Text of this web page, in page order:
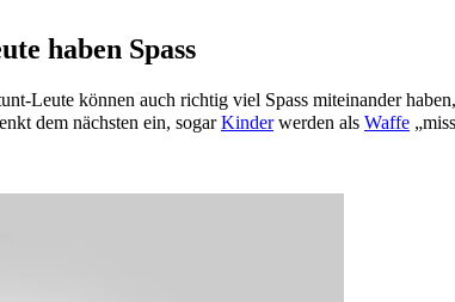
haben Spass
Leute können auch richtig viel Spass miteinander
dem nächsten ein, sogarKinderwerden als Waffe